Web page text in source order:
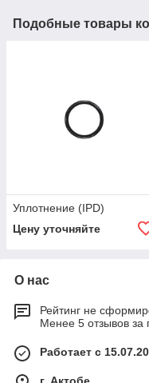
Подобные товары
Уплотнение (IPD)
Цену уточняйте
О нас
Рейтинг не
Менее 5 отзывов за
Работает с